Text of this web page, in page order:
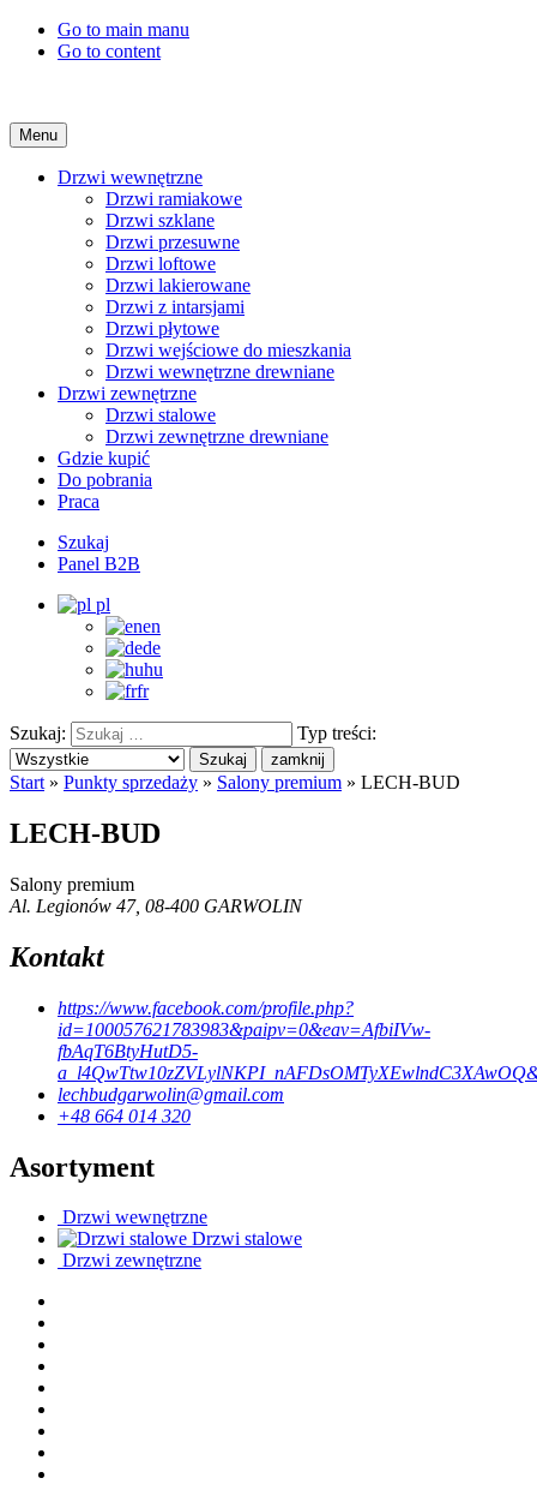
Go to main manu
Go to content
Menu
Drzwi wewnętrzne
Drzwi ramiakowe
Drzwi szklane
Drzwi przesuwne
Drzwi loftowe
Drzwi lakierowane
Drzwi z intarsjami
Drzwi płytowe
Drzwi wejściowe do mieszkania
Drzwi wewnętrzne drewniane
Drzwi zewnętrzne
Drzwi stalowe
Drzwi zewnętrzne drewniane
Gdzie kupić
Do pobrania
Praca
Szukaj
Panel B2B
pl
en
de
hu
fr
Szukaj: Typ treści:
Szukaj zamknij
Start » Punkty sprzedaży » Salony premium » LECH-BUD
LECH-BUD
Salony premium
Al. Legionów 47, 08-400 GARWOLIN
Kontakt
https://www.facebook.com/profile.php?
id=100057621783983&paipv=0&eav=AfbiIVw-
fbAqT6BtyHutD5-
lechbudgarwolin@gmail.com
+48 664 014 320
Asortyment
Drzwi wewnętrzne
Drzwi stalowe
Drzwi zewnętrzne